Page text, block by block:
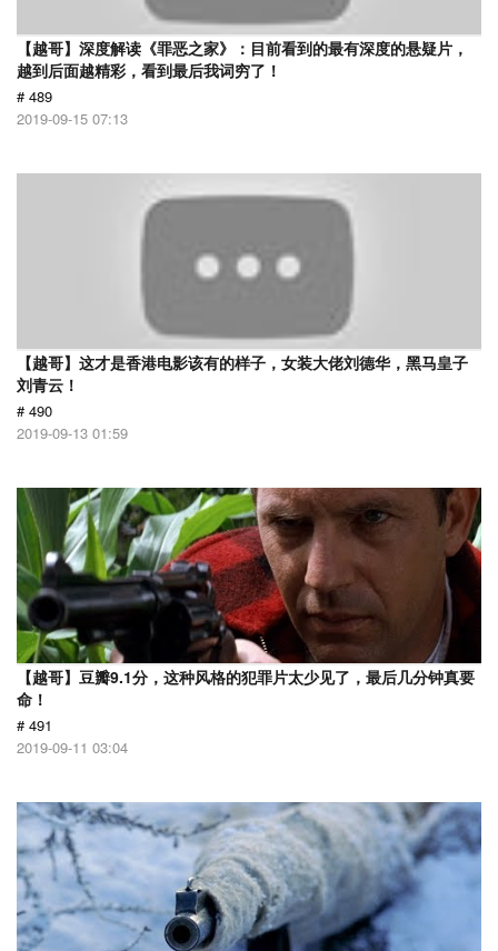
【越哥】深度解读《罪恶之家》：目前看到的最有深度的悬疑片，
越到后面越精彩，看到最后我词穷了！
# 489
2019-09-15 07:13
【越哥】这才是香港电影该有的样子，女装大佬刘德华，黑马皇子
刘青云！
# 490
2019-09-13 01:59
【越哥】豆瓣9.1分，这种风格的犯罪片太少见了，最后几分钟真要
命！
# 491
2019-09-11 03:04